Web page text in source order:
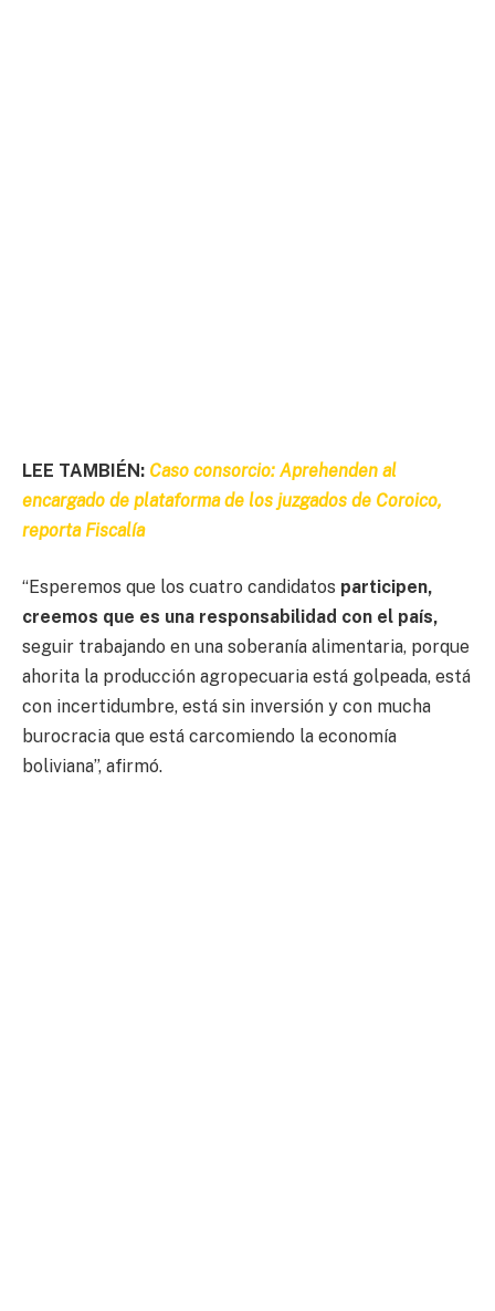
LEE TAMBIÉN: Caso consorcio: Aprehenden al
encargado de plataforma de los juzgados de Coroico,
reporta Fiscalía
“Esperemos que los cuatro candidatos participen,
creemos que es una responsabilidad con el país,
seguir trabajando en una soberanía alimentaria, porque
ahorita la producción agropecuaria está golpeada, está
con incertidumbre, está sin inversión y con mucha
burocracia que está carcomiendo la economía
boliviana”, afirmó.